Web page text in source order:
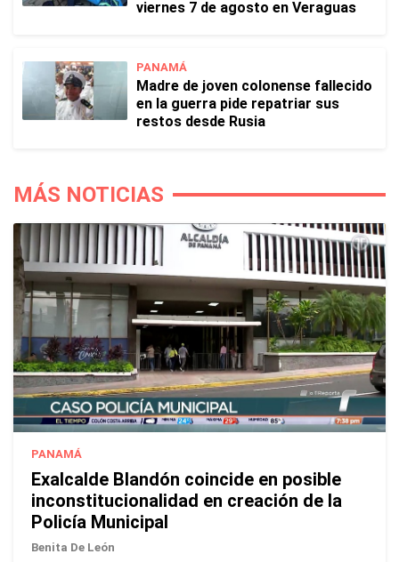
viernes 7 de agosto en Veraguas
PANAMÁ
Madre de joven colonense fallecido
en la guerra pide repatriar sus
restos desde Rusia
MÁS NOTICIAS
PANAMÁ
Exalcalde Blandón coincide en posible
inconstitucionalidad en creación de la
Policía Municipal
Benita De León